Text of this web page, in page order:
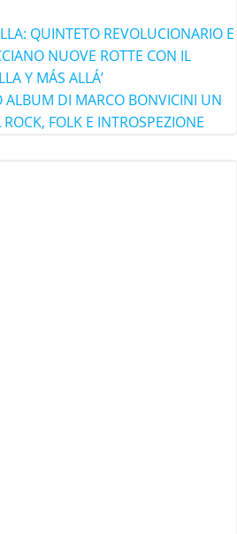
QUINTETO REVOLUCIONARIO E
NUOVE ROTTE CON IL
Y MÁS ALLÁ’
ALBUM DI MARCO BONVICINI UN
FOLK E INTROSPEZIONE